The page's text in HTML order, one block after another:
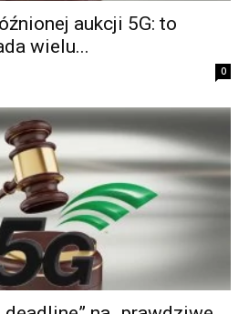
aukcji 5G: to
wielu...
0